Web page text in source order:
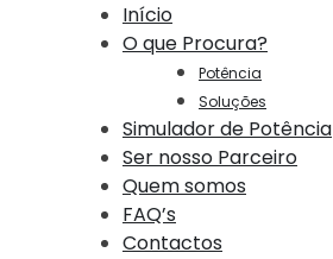
Início
O que Procura?
Potência
Soluções
Simulador de Potência
Ser nosso Parceiro
Quem somos
FAQ’s
Contactos